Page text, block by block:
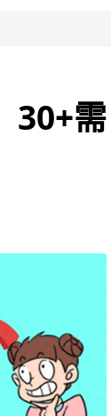
30+需